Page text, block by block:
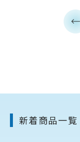
新着商品一覧